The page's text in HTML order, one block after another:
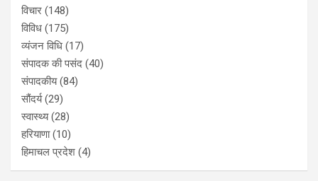
विचार (148)
विविध (175)
व्यंजन विधि (17)
संपादक की पसंद (40)
संपादकीय(84)
सौंदर्य(29)
स्वास्थ्य(28)
हरियाणा(10)
हिमाचल प्रदेश (4)